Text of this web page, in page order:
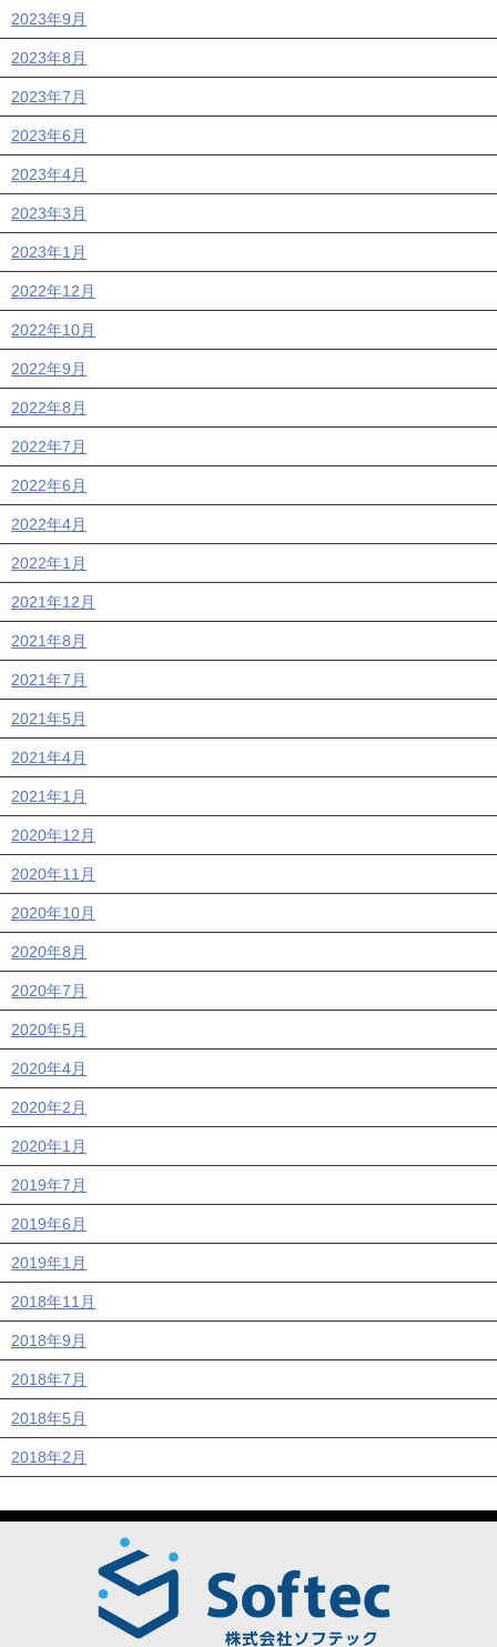
2023年9月
2023年8月
2023年7月
2023年6月
2023年4月
2023年3月
2023年1月
2022年12月
2022年10月
2022年9月
2022年8月
2022年7月
2022年6月
2022年4月
2022年1月
2021年12月
2021年8月
2021年7月
2021年5月
2021年4月
2021年1月
2020年12月
2020年11月
2020年10月
2020年8月
2020年7月
2020年5月
2020年4月
2020年2月
2020年1月
2019年7月
2019年6月
2019年1月
2018年11月
2018年9月
2018年7月
2018年5月
2018年2月